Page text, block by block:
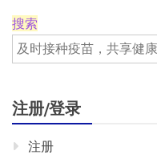
生
率
搜索
注册/登录
注册